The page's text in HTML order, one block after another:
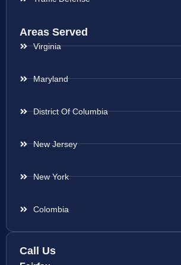
Areas Served
Virginia
Maryland
District Of Columbia
New Jersey
New York
Colombia
Call Us